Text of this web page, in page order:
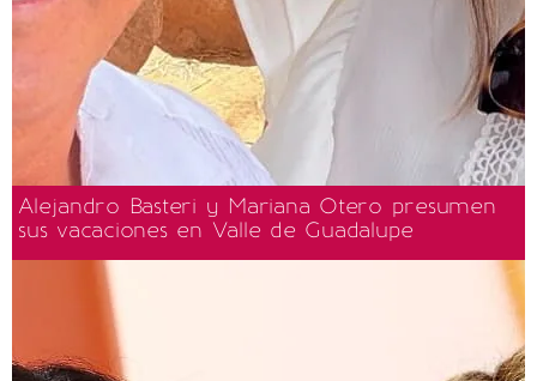
Alejandro Basteri y Mariana Otero presumen
sus vacaciones en Valle de Guadalupe